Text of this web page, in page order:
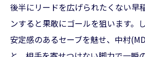
後半にリードを広げられたくない早
ンすると果敢にゴールを狙います。
安定感のあるセーブを魅せ、中村